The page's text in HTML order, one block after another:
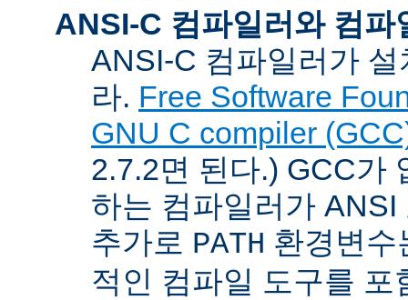
ANSI-C 컴파일러와 컴파
ANSI-C 컴파일러가
라. Free Software
GNU C compiler
2.7.2면 된다.) GCC가
하는 컴파일러가
추가로 PATH 환경변
적인 컴파일 도구를 포